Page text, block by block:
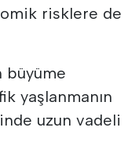
risklere de
yaşlanmanın
uzun vadeli